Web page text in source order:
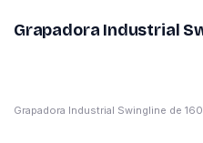
Grapadora Industrial
Grapadora Industrial Swingline de